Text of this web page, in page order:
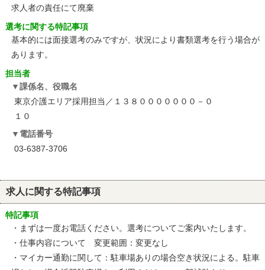
求人者の責任にて廃棄
選考に関する特記事項
基本的には面接選考のみですが、状況により書類選考を行う場合が
あります。
担当者
課係名、役職名
東京介護エリア採用担当／１３８０００００００－０
１０
電話番号
03-6387-3706
求人に関する特記事項
特記事項
・まずは一度お電話ください。選考についてご案内いたします。
・仕事内容について 変更範囲：変更なし
・マイカー通勤に関して：駐車場ありの場合空き状況による。駐車